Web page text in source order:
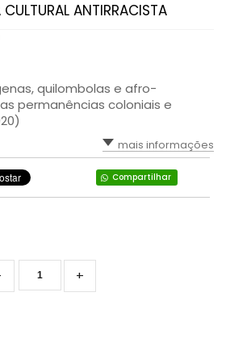
ANTIRRACISTA
quilombolas e afro-
permanências coloniais e
mais informações
Compartilhar
+